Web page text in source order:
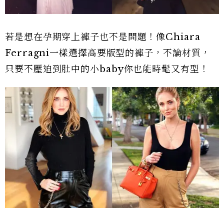
若是想在孕期穿上褲子也不是問題！像Chiara
Ferragni一樣選擇高要版型的褲子，不論材質，
只要不壓迫到肚中的小baby你也能時髦又有型！